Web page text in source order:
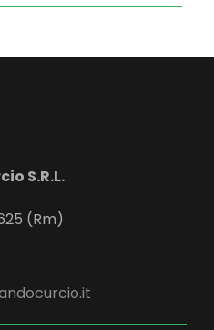
S.R.L.
(Rm)